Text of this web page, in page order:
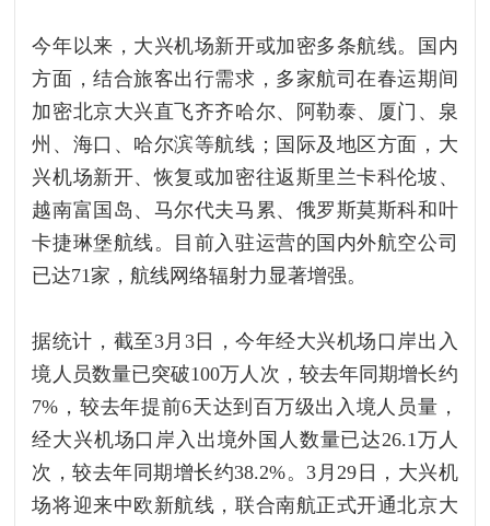
今年以来，大兴机场新开或加密多条航线。国内
方面，结合旅客出行需求，多家航司在春运期间
加密北京大兴直飞齐齐哈尔、阿勒泰、厦门、泉
州、海口、哈尔滨等航线；国际及地区方面，大
兴机场新开、恢复或加密往返斯里兰卡科伦坡、
越南富国岛、马尔代夫马累、俄罗斯莫斯科和叶
卡捷琳堡航线。目前入驻运营的国内外航空公司
已达71家，航线网络辐射力显著增强。
据统计，截至3月3日，今年经大兴机场口岸出入
境人员数量已突破100万人次，较去年同期增长约
7%，较去年提前6天达到百万级出入境人员量，
经大兴机场口岸入出境外国人数量已达26.1万人
次，较去年同期增长约38.2%。3月29日，大兴机
场将迎来中欧新航线，联合南航正式开通北京大